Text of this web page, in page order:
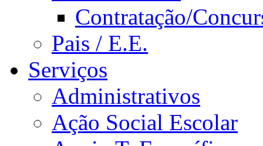
Contratação/
Pais / E.E.
Serviços
Administrativos
Ação Social Escolar